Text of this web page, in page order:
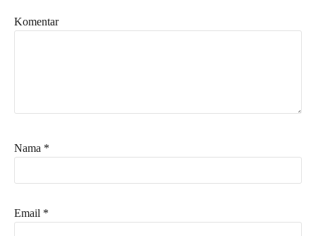
Komentar
Nama *
Email *